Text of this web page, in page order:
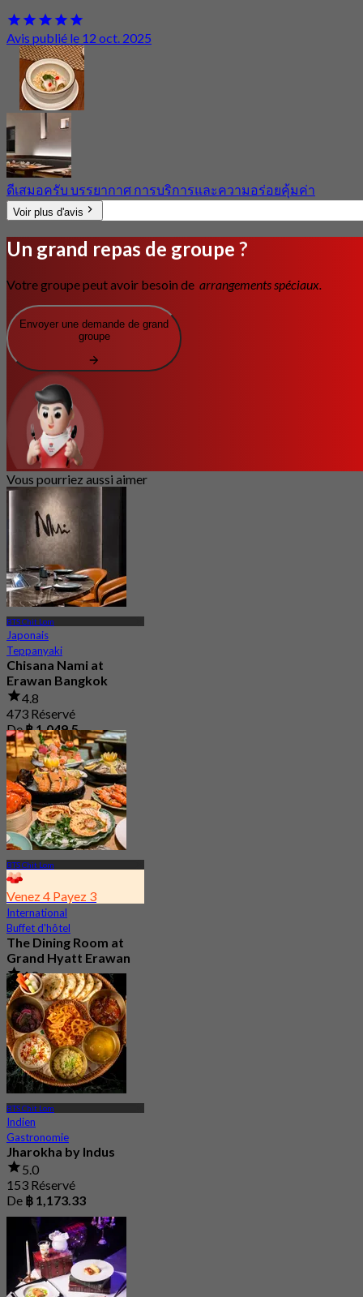
Avis publié le 12 oct. 2025
ดีเสมอครับ บรรยากาศ การบริการและความอร่อยคุ้มค่า
Voir plus d'avis
Un grand repas de groupe ?
Votre groupe peut avoir besoin de arrangements spéciaux.
Envoyer une demande de grand
groupe
Vous pourriez aussi aimer
BTS Chit Lom
Japonais
Teppanyaki
Chisana Nami at
Erawan Bangkok
4.8
473 Réservé
De฿ 1,049.5
BTS Chit Lom
Venez 4 Payez 3
International
Buffet d'hôtel
The Dining Room at
Grand Hyatt Erawan
4.8
21.2K Réservé
De฿ 1,087.5
BTS Chit Lom
Indien
Gastronomie
Jharokha by Indus
5.0
153 Réservé
De ฿ 1,173.33